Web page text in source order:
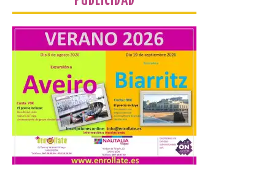
Camarzius fest: frente al
macroevento, un festival
cultural transformador
que apuesta por el legado.
6 Ago 2026
Los días 7, 8 y 9 de agosto
de 2026, Camarzana de
Tera volverá a convertirse